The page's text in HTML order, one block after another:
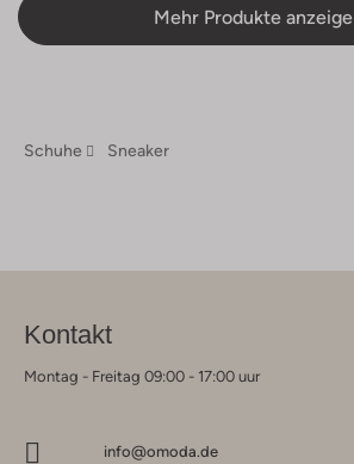
Mehr Produkte
Schuhe Sneaker
Kontakt
Montag - Freitag 09:00 - 17:00 uur
info@omoda.de